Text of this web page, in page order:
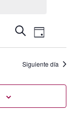
de
y
Buscar
de
vistas
de
Día
Siguiente día